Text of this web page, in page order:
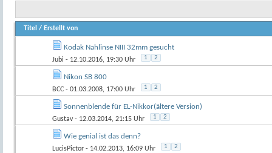
Titel / Erstellt von
Kodak Nahlinse NIII 32mm gesucht
Jubi - 12.10.2016, 19:30 Uhr 1 2
Nikon SB 800
BCC - 01.03.2008, 17:00 Uhr 1 2
Sonnenblende für EL-Nikkor(ältere Version)
Gustav- 12.03.2014, 21:15 Uhr 1 2
Wie genial ist das denn?
LucisPictor - 14.02.2013, 16:09 Uhr 1 2